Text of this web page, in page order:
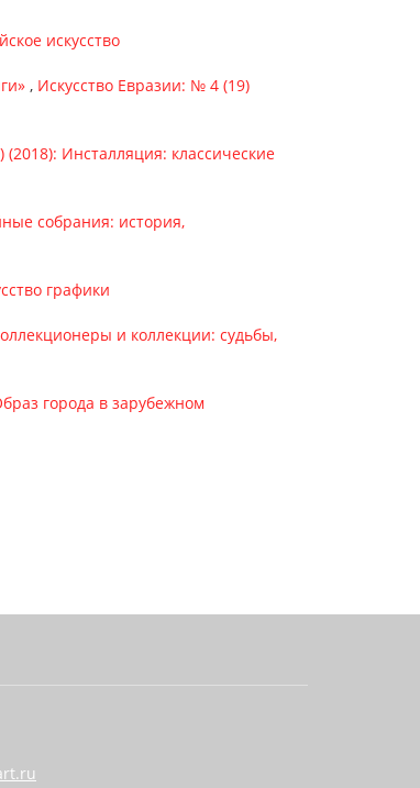
искусство
, Искусство Евразии: № 4 (19)
Инсталляция: классические
собрания: история,
графики
и коллекции: судьбы,
города в зарубежном